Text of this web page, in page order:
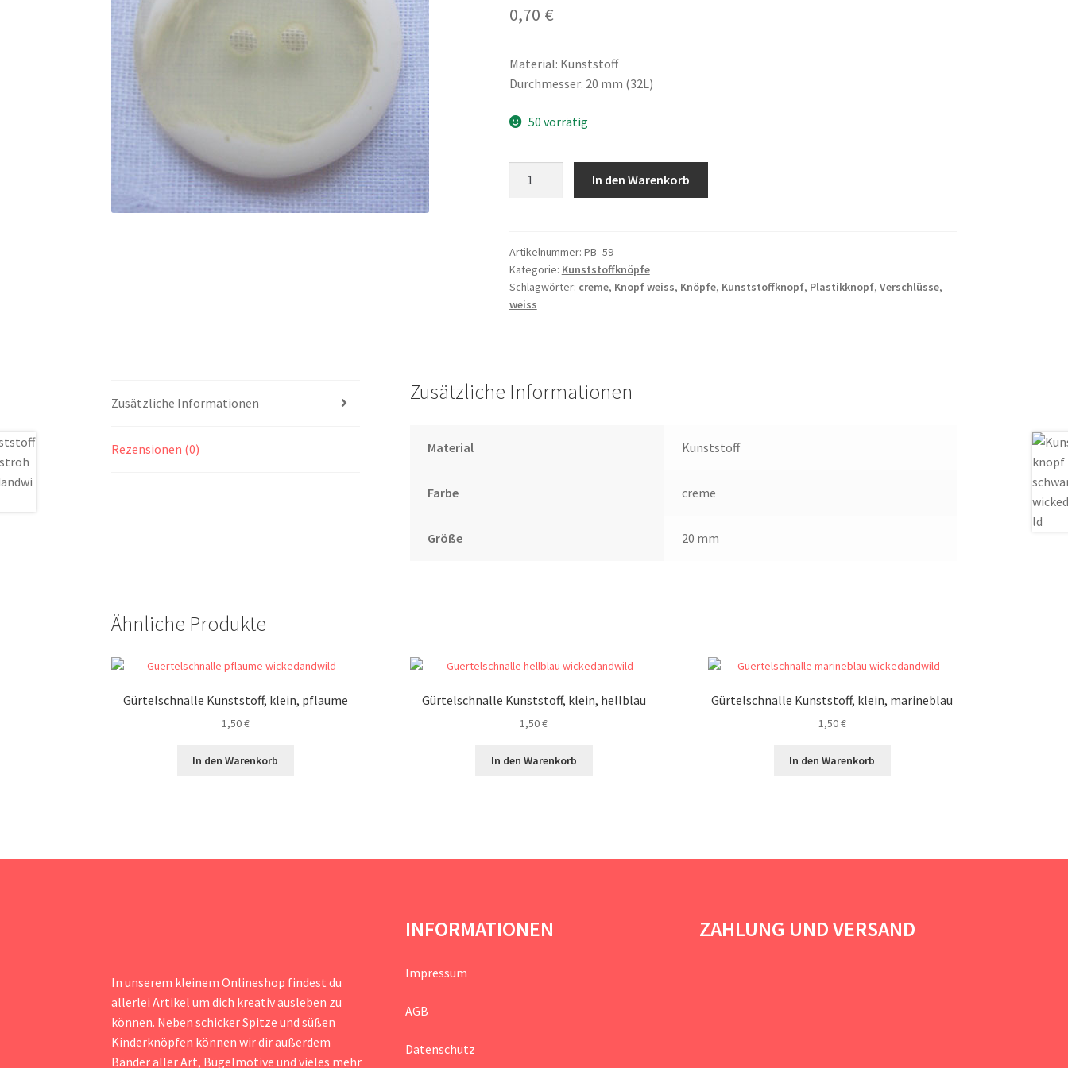
0,70 €
Material: Kunststoff
Durchmesser: 20 mm (32L)
50 vorrätig
In den Warenkorb
Artikelnummer: PB_59
Kategorie: Kunststoffknöpfe
Schlagwörter: creme, Knopf weiss, Knöpfe, Kunststoffknopf, Plastikknopf, Verschlüsse,
weiss
Zusätzliche Informationen
Rezensionen (0)
Zusätzliche Informationen
Material Kunststoff
Farbe creme
Größe 20 mm
Ähnliche Produkte
Gürtelschnalle Kunststoff, klein, pflaume
1,50€
In den Warenkorb
Gürtelschnalle Kunststoff, klein, hellblau
1,50€
In den Warenkorb
Gürtelschnalle Kunststoff, klein, marineblau
1,50€
In den Warenkorb
In unserem kleinem Onlineshop findest du
allerlei Artikel um dich kreativ ausleben zu
können. Neben schicker Spitze und süßen
Kinderknöpfen können wir dir außerdem
Bänder aller Art, Bügelmotive und vieles mehr
INFORMATIONEN
Impressum
AGB
Datenschutz
ZAHLUNG UND VERSAND